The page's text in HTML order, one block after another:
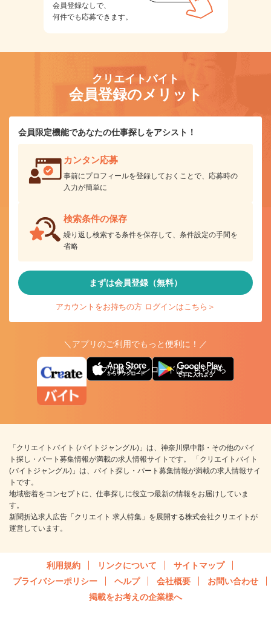
会員登録なしで、
何件でも応募できます。
クリエイトバイト
会員登録のメリット
会員限定機能であなたの仕事探しをアシスト！
カンタン応募
事前にプロフィールを登録しておくことで、応募時の
入力が簡単に
検索条件の保存
繰り返し検索する条件を保存して、条件設定の手間を
省略
まずは会員登録（無料）
アカウントをお持ちの方 ログインはこちら＞
＼アプリのご利用でもっと便利に！／
アプリ版ダウンロードはこちらから
「クリエイトバイト (バイトジャングル)」は、神奈川県中郡・その他のバイ
ト探し・パート募集情報が満載の求人情報サイトです。 「クリエイトバイト
(バイトジャングル)」は、バイト探し・パート募集情報が満載の求人情報サイ
トです。
地域密着をコンセプトに、仕事探しに役立つ最新の情報をお届けしていま
す。
新聞折込求人広告「クリエイト 求人特集」を展開する株式会社クリエイトが
運営しています。
利用規約 リンクについて
サイトマップ
プライバシーポリシー
ヘルプ 会社概要
お問い合わせ
掲載をお考えの企業様へ